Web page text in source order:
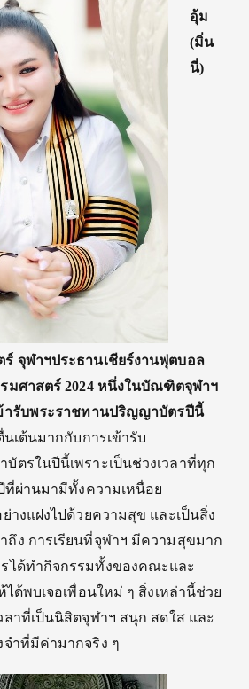
อุ้ม
(มิ่น
นี่)
ร์ จุฬาฯประธานเชียร์งานฟุตบอล
ศาสตร์ 2024 หนึ่งในบัณฑิตจุฬาฯ
ารับพระราชทานปริญญาบัตรปีนี้
เต้นมากกับการเข้ารับ
ตรในปีนี้เพราะเป็นช่วงเวลาที่ทุก
ผ่านมามีทั้งความเหนื่อย
างแฝงไปด้วยความสุข และเป็นสิ่ง
ง การเรียนที่จุฬาฯ มีความสุขมาก
ได้ทำกิจกรรมทั้งของคณะและ
ได้พบเจอเพื่อนใหม่ ๆ สิ่งเหล่านี้ช่วย
ลาที่เป็นนิสิตจุฬาฯ สนุก สดใส และ
จำที่มีค่ามากจริง ๆ